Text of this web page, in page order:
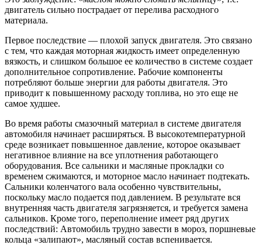
двигатель сильно пострадает от перелива расходного
материала.
Первое последствие — плохой запуск двигателя. Это связано
с тем, что каждая моторная жидкость имеет определенную
вязкость, и слишком большое ее количество в системе создает
дополнительное сопротивление. Рабочие компоненты
потребляют больше энергии для работы двигателя. Это
приводит к повышенному расходу топлива, но это еще не
самое худшее.
Во время работы смазочный материал в системе двигателя
автомобиля начинает расширяться. В высокотемпературной
среде возникает повышенное давление, которое оказывает
негативное влияние на все уплотнения работающего
оборудования. Все сальники и масляные прокладки со
временем сжимаются, и моторное масло начинает подтекать.
Сальники коленчатого вала особенно чувствительны,
поскольку масло подается под давлением. В результате вся
внутренняя часть двигателя загрязняется, и требуется замена
сальников. Кроме того, переполнение имеет ряд других
последствий: Автомобиль трудно завести в мороз, поршневые
кольца «залипают», масляный состав вспенивается.